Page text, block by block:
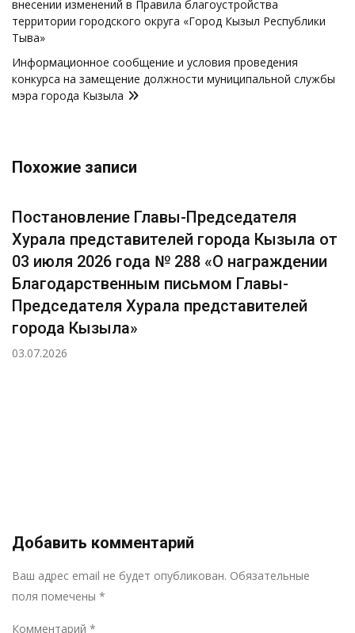
внесении изменений в Правила благоустройства
территории городского округа «Город Кызыл Республики
Тыва»
Информационное сообщение и условия проведения
конкурса на замещение должности муниципальной службы
мэра города Кызыла
Похожие записи
Постановление Главы-Председателя
Хурала представителей города Кызыла от
03 июля 2026 года № 288 «О награждении
Благодарственным письмом Главы-
Председателя Хурала представителей
города Кызыла»
03.07.2026
Добавить комментарий
Ваш адрес email не будет опубликован. Обязательные
поля помечены *
Комментарий *